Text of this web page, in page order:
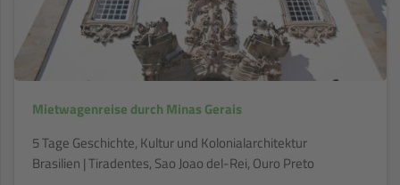
Mietwagenreise durch Minas Gerais
5 Tage Geschichte, Kultur und Kolonialarchitektur
Brasilien | Tiradentes, Sao Joao del-Rei, Ouro Preto